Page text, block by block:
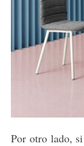
Por otro lado,